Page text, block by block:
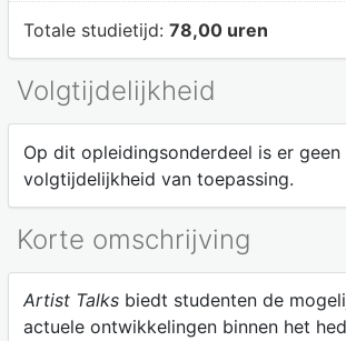
Totale studietijd: 78,00 uren
Volgtijdelijkheid
Op dit opleidingsonderdeel is er geen
volgtijdelijkheid van toepassing.
Korte omschrijving
Artist Talksbiedt studenten de
actuele ontwikkelingen binnen het